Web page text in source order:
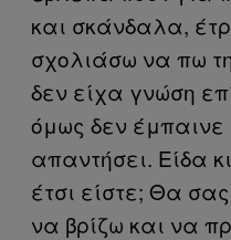
και σκάνδαλα,
σχολιάσω να πω
δεν είχα γνώση
όμως δεν έμπαινε
απαντήσει. Είδα
έτσι είστε; Θα
να βρίζω και να